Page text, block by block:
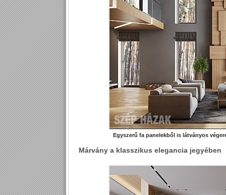
Egyszerű fa panelekből is látványos
Márvány a klasszikus elegancia jegyében